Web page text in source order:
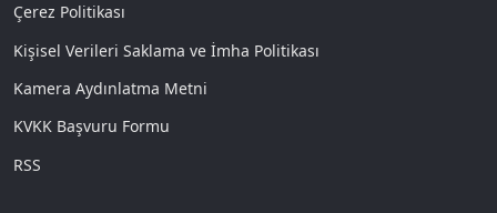
Çerez Politikası
Kişisel Verileri Saklama ve İmha Politikası
Kamera Aydınlatma Metni
KVKK Başvuru Formu
RSS